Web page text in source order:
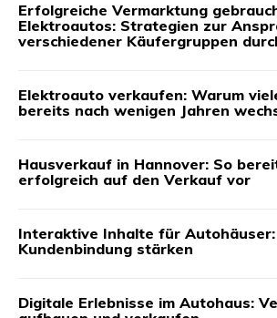
Erfolgreiche Vermarktung
Elektroautos: Strategien zur
verschiedener Käufergruppen
Elektroauto verkaufen: Warum
bereits nach wenigen Jahren
Hausverkauf in Hannover: So
erfolgreich auf den Verkauf vor
Interaktive Inhalte für
Kundenbindung stärken
Digitale Erlebnisse im Autohaus: